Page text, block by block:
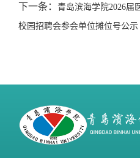
下一条： 青岛滨海学院2026届
校园招聘会参会单位摊位号公示